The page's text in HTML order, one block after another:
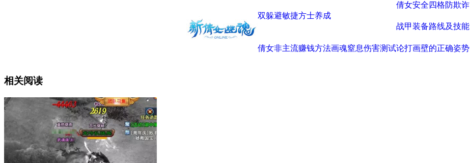
双躲避敏捷方士养成
倩女安全四格防欺诈
战甲装备路线及技能
倩女非主流赚钱方法画魂窒息伤害测试论打画壁的正确姿势
相关阅读